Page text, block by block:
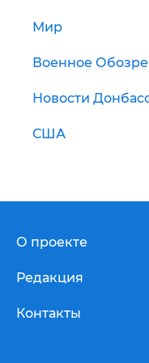
Мир
Военное
Новости
США
О проекте
Редакция
Контакты